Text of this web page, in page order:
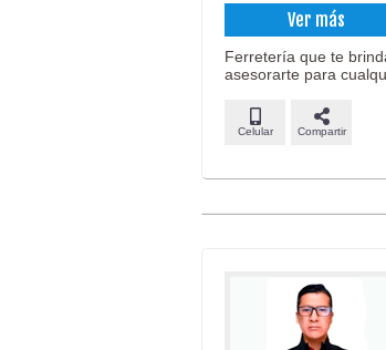
Ver más
Ferretería que te
asesorarte para
Celular Compartir